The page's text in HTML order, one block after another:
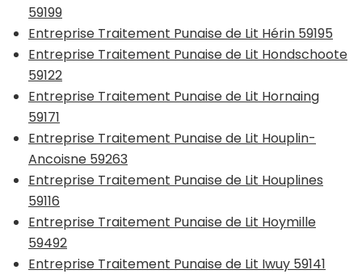
59199
Entreprise Traitement Punaise de Lit Hérin 59195
Entreprise Traitement Punaise de Lit Hondschoote
59122
Entreprise Traitement Punaise de Lit Hornaing
59171
Entreprise Traitement Punaise de Lit Houplin-
Ancoisne 59263
Entreprise Traitement Punaise de Lit Houplines
59116
Entreprise Traitement Punaise de Lit Hoymille
59492
Entreprise Traitement Punaise de Lit Iwuy 59141